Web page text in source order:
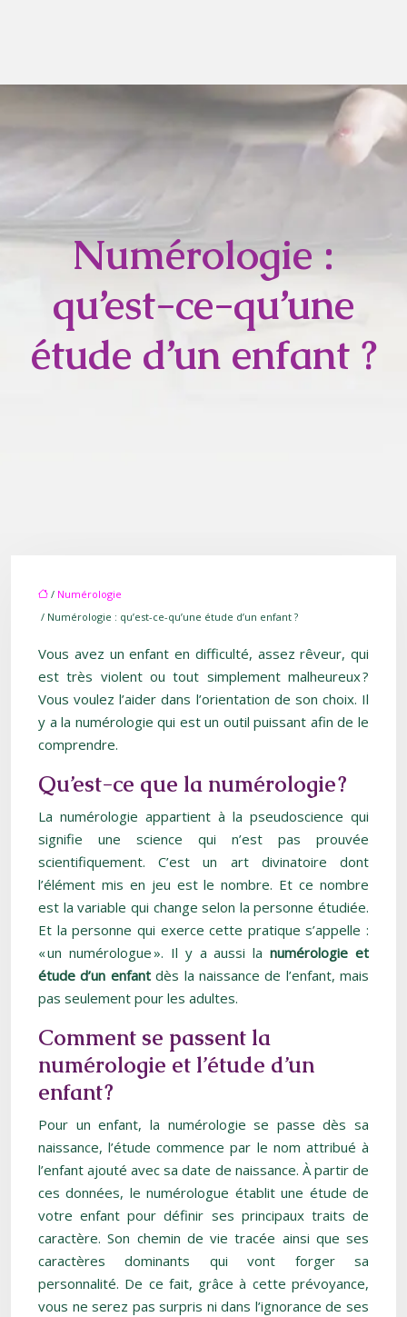
Numérologie :
qu’est-ce-qu’une
étude d’un enfant ?
/ Numérologie
/ Numérologie : qu’est-ce-qu’une étude d’un enfant ?
Vous avez un enfant en difficulté, assez rêveur, qui
est très violent ou tout simplement malheureux ?
Vous voulez l’aider dans l’orientation de son choix. Il
y a la numérologie qui est un outil puissant afin de le
comprendre.
Qu’est-ce que la numérologie ?
La numérologie appartient à la pseudoscience qui
signifie une science qui n’est pas prouvée
scientifiquement. C’est un art divinatoire dont
l’élément mis en jeu est le nombre. Et ce nombre
est la variable qui change selon la personne étudiée.
Et la personne qui exerce cette pratique s’appelle :
« un numérologue ». Il y a aussi lanumérologie et
étude d’un enfantdès la naissance de l’enfant, mais
pas seulement pour les adultes.
Comment se passent la
numérologie et l’étude d’un
enfant ?
Pour un enfant, la numérologie se passe dès sa
naissance, l’étude commence par le nom attribué à
l’enfant ajouté avec sa date de naissance. À partir de
ces données, le numérologue établit une étude de
votre enfant pour définir ses principaux traits de
caractère. Son chemin de vie tracée ainsi que ses
caractères dominants qui vont forger sa
personnalité. De ce fait, grâce à cette prévoyance,
vous ne serez pas surpris ni dans l’ignorance de ses